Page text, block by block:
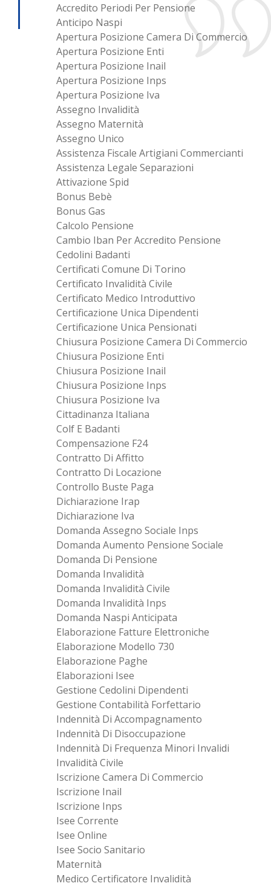
Accredito Periodi Per Pensione
Anticipo Naspi
Apertura Posizione Camera Di Commercio
Apertura Posizione Enti
Apertura Posizione Inail
Apertura Posizione Inps
Apertura Posizione Iva
Assegno Invalidità
Assegno Maternità
Assegno Unico
Assistenza Fiscale Artigiani Commercianti
Assistenza Legale Separazioni
Attivazione Spid
Bonus Bebè
Bonus Gas
Calcolo Pensione
Cambio Iban Per Accredito Pensione
Cedolini Badanti
Certificati Comune Di Torino
Certificato Invalidità Civile
Certificato Medico Introduttivo
Certificazione Unica Dipendenti
Certificazione Unica Pensionati
Chiusura Posizione Camera Di Commercio
Chiusura Posizione Enti
Chiusura Posizione Inail
Chiusura Posizione Inps
Chiusura Posizione Iva
Cittadinanza Italiana
Colf E Badanti
Compensazione F24
Contratto Di Affitto
Contratto Di Locazione
Controllo Buste Paga
Dichiarazione Irap
Dichiarazione Iva
Domanda Assegno Sociale Inps
Domanda Aumento Pensione Sociale
Domanda Di Pensione
Domanda Invalidità
Domanda Invalidità Civile
Domanda Invalidità Inps
Domanda Naspi Anticipata
Elaborazione Fatture Elettroniche
Elaborazione Modello 730
Elaborazione Paghe
Elaborazioni Isee
Gestione Cedolini Dipendenti
Gestione Contabilità Forfettario
Indennità Di Accompagnamento
Indennità Di Disoccupazione
Indennità Di Frequenza Minori Invalidi
Invalidità Civile
Iscrizione Camera Di Commercio
Iscrizione Inail
Iscrizione Inps
Isee Corrente
Isee Online
Isee Socio Sanitario
Maternità
Medico Certificatore Invalidità